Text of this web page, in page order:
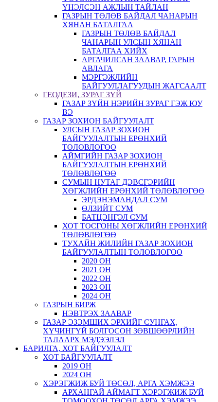
ҮНЭЛСЭН АЖЛЫН ТАЙЛАН
ГАЗРЫН ТӨЛӨВ БАЙДАЛ ЧАНАРЫН
ХЯНАН БАТАЛГАА
ГАЗРЫН ТӨЛӨВ БАЙДАЛ
ЧАНАРЫН УЛСЫН ХЯНАН
БАТАЛГАА ХИЙХ
АРГАЧИЛСАН ЗААВАР, ГАРЫН
АВЛАГА
МЭРГЭЖЛИЙН
БАЙГУУЛЛАГУУДЫН ЖАГСААЛТ
ГЕОДЕЗИ, ЗУРАГ ЗҮЙ
ГАЗАР ЗҮЙН НЭРИЙН ЗУРАГ ГЭЖ ЮУ
ВЭ
ГАЗАР ЗОХИОН БАЙГУУЛАЛТ
УЛСЫН ГАЗАР ЗОХИОН
БАЙГУУЛАЛТЫН ЕРӨНХИЙ
ТӨЛӨВЛӨГӨӨ
АЙМГИЙН ГАЗАР ЗОХИОН
БАЙГУУЛАЛТЫН ЕРӨНХИЙ
ТӨЛӨВЛӨГӨӨ
СУМЫН НУТАГ ДЭВСГЭРИЙН
ХӨГЖЛИЙН ЕРӨНХИЙ ТӨЛӨВЛӨГӨӨ
ЭРДЭНЭМАНДАЛ СУМ
ӨЛЗИЙТ СУМ
БАТЦЭНГЭЛ СУМ
ХОТ ТОСГОНЫ ХӨГЖЛИЙН ЕРӨНХИЙ
ТӨЛӨВЛӨГӨӨ
ТУХАЙН ЖИЛИЙН ГАЗАР ЗОХИОН
БАЙГУУЛАЛТЫН ТӨЛӨВЛӨГӨӨ
2020 ОН
2021 ОН
2022 ОН
2023 ОН
2024 ОН
ГАЗРЫН БИРЖ
НЭВТРЭХ ЗААВАР
ГАЗАР ЭЗЭМШИХ ЭРХИЙГ СУНГАХ,
ХҮЧИНГҮЙ БОЛГОСОН ЗӨВШӨӨРЛИЙН
ТАЛААРХ МЭДЭЭЛЭЛ
БАРИЛГА, ХОТ БАЙГУУЛАЛТ
ХОТ БАЙГУУЛАЛТ
2019 ОН
2024 ОН
ХЭРЭГЖИЖ БУЙ ТӨСӨЛ, АРГА ХЭМЖЭЭ
АРХАНГАЙ АЙМАГТ ХЭРЭГЖИЖ БУЙ